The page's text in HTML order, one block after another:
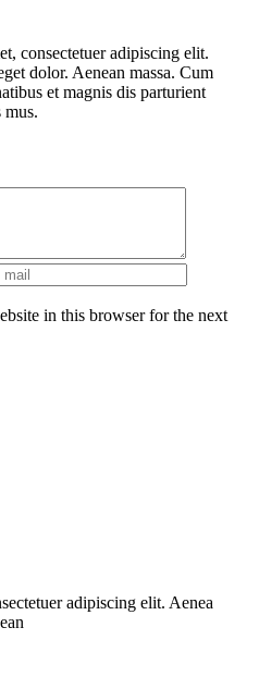
consectetuer adipiscing elit.
dolor. Aenean massa. Cum
et magnis dis parturient
mus.
in this browser for the next
adipiscing elit. Aenea